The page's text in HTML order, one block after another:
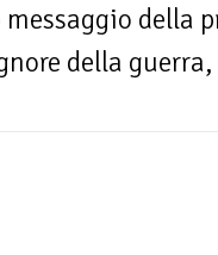
della
della